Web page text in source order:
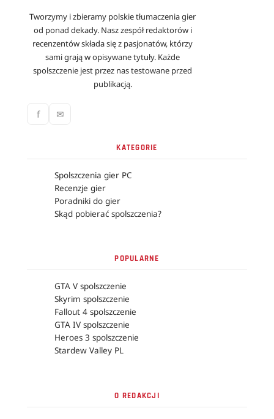
Tworzymy i zbieramy polskie tłumaczenia gier
od ponad dekady. Nasz zespół redaktorów i
recenzentów składa się z pasjonatów, którzy
sami grają w opisywane tytuły. Każde
spolszczenie jest przez nas testowane przed
publikacją.
f ✉
KATEGORIE
Spolszczenia gier PC
Recenzje gier
Poradniki do gier
Skąd pobierać spolszczenia?
POPULARNE
GTA V spolszczenie
Skyrim spolszczenie
Fallout 4 spolszczenie
GTA IV spolszczenie
Heroes 3 spolszczenie
Stardew Valley PL
O REDAKCJI